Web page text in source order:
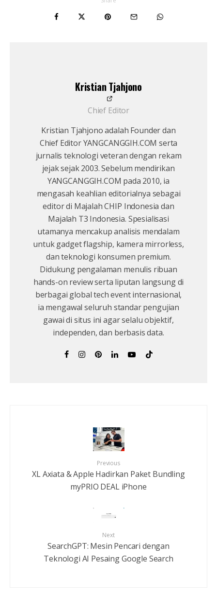
Kristian Tjahjono
Chief Editor
Kristian Tjahjono adalah Founder dan
Chief Editor YANGCANGGIH.COM serta
jurnalis teknologi veteran dengan rekam
jejak sejak 2003. Sebelum mendirikan
YANGCANGGIH.COM pada 2010, ia
mengasah keahlian editorialnya sebagai
editor di Majalah CHIP Indonesia dan
Majalah T3 Indonesia. Spesialisasi
utamanya mencakup analisis mendalam
untuk gadget flagship, kamera mirrorless,
dan teknologi konsumen premium.
Didukung pengalaman menulis ribuan
hands-on review serta liputan langsung di
berbagai global tech event internasional,
ia mengawal seluruh standar pengujian
gawai di situs ini agar selalu objektif,
independen, dan berbasis data.
Previous
XL Axiata & Apple Hadirkan Paket Bundling
myPRIO DEAL iPhone
Next
SearchGPT: Mesin Pencari dengan
Teknologi AI Pesaing Google Search